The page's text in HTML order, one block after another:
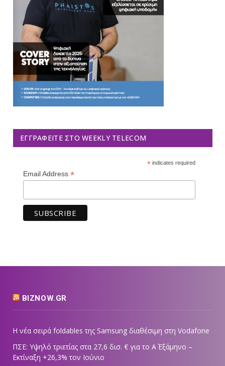
ΕΓΓΡΑΦΕΊΤΕ ΣΤΟ WEEKLY TELECOM
*indicates required
Email Address *
BIZNOW.GR
Η νέα σειρά foldables της Samsung διαθέσιμη στη Vodafone
ΠΣΕ: Υψηλό τριετίας στα 27,6 δισ. € για το Α΄ Εξάμηνο –
Εκτίναξη +26,3% τον Ιούνιο